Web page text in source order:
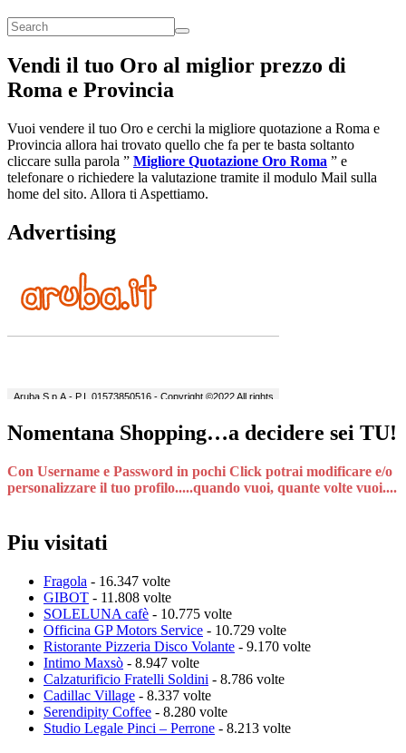
Vendi il tuo Oro al miglior prezzo di
Roma e Provincia
Vuoi vendere il tuo Oro e cerchi la migliore quotazione a Roma e
Provincia allora hai trovato quello che fa per te basta soltanto
cliccare sulla parola ” Migliore Quotazione Oro Roma ” e
telefonare o richiedere la valutazione tramite il modulo Mail sulla
home del sito. Allora ti Aspettiamo.
Advertising
Nomentana Shopping…a decidere sei TU!
Con Username e Password in pochi Click potrai modificare e/o
personalizzare il tuo profilo.....quando vuoi, quante volte vuoi....
Piu visitati
Fragola - 16.347 volte
GIBOT - 11.808 volte
SOLELUNA cafè - 10.775 volte
Officina GP Motors Service - 10.729 volte
Ristorante Pizzeria Disco Volante - 9.170 volte
Intimo Maxsò - 8.947 volte
Calzaturificio Fratelli Soldini - 8.786 volte
Cadillac Village - 8.337 volte
Serendipity Coffee - 8.280 volte
Studio Legale Pinci – Perrone - 8.213 volte